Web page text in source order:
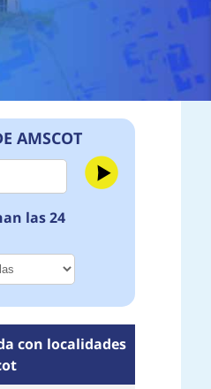
AMSCOT
las 24
con localidades